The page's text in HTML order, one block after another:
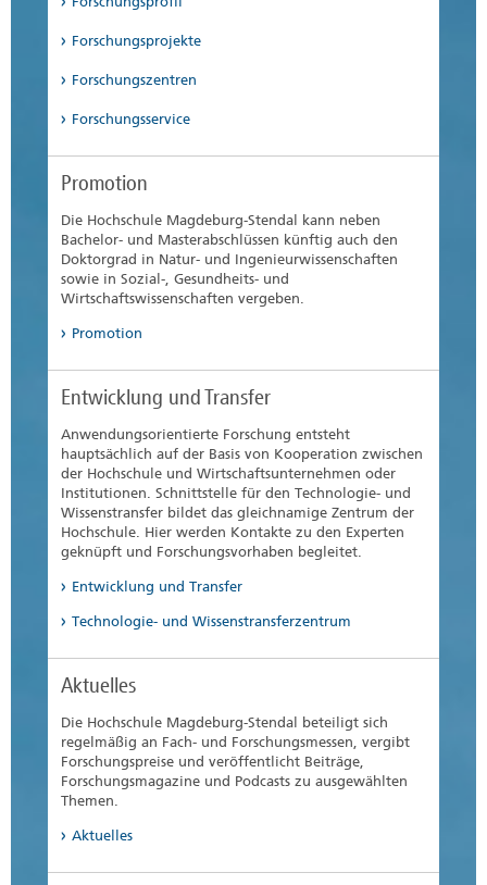
Lehre zur Verfügung.
mehr erfahren
Das deutsch-polnische Projekt InsectCare, das an
der Hochschule angesiedelt ist, entwickelt und
erprobt innovative Verfahren, um
Insektenvorkommen, Habitatqualität und
Renaturierungserfolge verlässlich zu erfassen
und den Insektenschutz in der Praxis zu stärken.
Forschungsprojekte
Forschungszentren
Forschungsservice
Promotion
Die Hochschule Magdeburg-Stendal kann neben
Bachelor- und Masterabschlüssen künftig auch den
Doktorgrad in Natur- und Ingenieurwissenschaften
sowie in Sozial-, Gesundheits- und
Wirtschaftswissenschaften vergeben.
Promotion
Entwicklung und Transfer
Anwendungsorientierte Forschung entsteht
hauptsächlich auf der Basis von Kooperation zwischen
der Hochschule und Wirtschaftsunternehmen oder
Institutionen. Schnittstelle für den Technologie- und
Wissenstransfer bildet das gleichnamige Zentrum der
Hochschule. Hier werden Kontakte zu den Experten
geknüpft und Forschungsvorhaben begleitet.
Entwicklung und Transfer
Technologie- und Wissenstransferzentrum
Aktuelles
Die Hochschule Magdeburg-Stendal beteiligt sich
regelmäßig an Fach- und Forschungsmessen, vergibt
Forschungspreise und veröffentlicht Beiträge,
Forschungsmagazine und Podcasts zu ausgewählten
Themen.
Aktuelles